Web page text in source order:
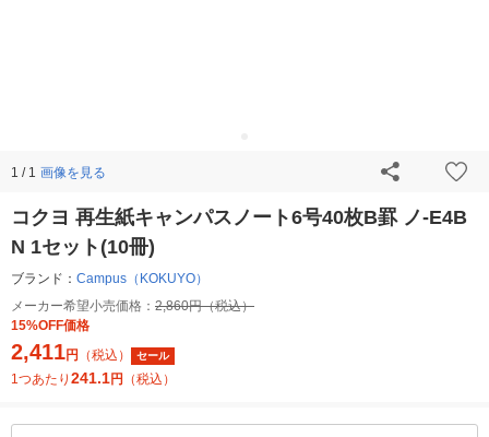
1 / 1 画像を見る
コクヨ 再生紙キャンパスノート6号40枚B罫 ノ-E4B
N 1セット(10冊)
ブランド： Campus（KOKUYO）
メーカー希望小売価格： 2,860円（税込）
15%OFF価格
2,411円 （税込） セール
1つあたり 241.1円 （税込）